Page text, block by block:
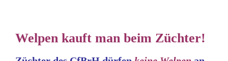
Welpen kauft man beim Züchter!